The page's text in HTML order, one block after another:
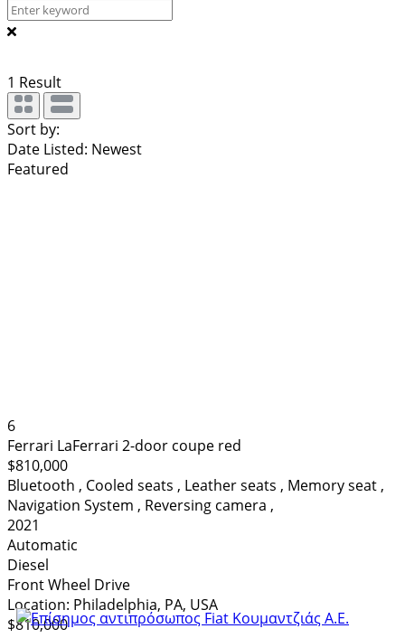
1 Result
Sort by:
Date Listed: Newest
Featured
6
Ferrari LaFerrari 2-door coupe red
$810,000
Bluetooth , Cooled seats , Leather seats , Memory seat ,
Navigation System , Reversing camera ,
2021
Automatic
Diesel
Front Wheel Drive
Location: Philadelphia, PA, USA
$810,000